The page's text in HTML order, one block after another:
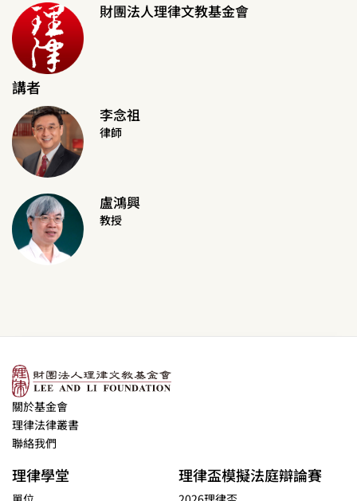
財團法人理律文教基金會
講者
李念祖
律師
盧鴻興
教授
關於基金會
理律法律叢書
聯絡我們
理律學堂 理律盃模擬法庭辯論賽